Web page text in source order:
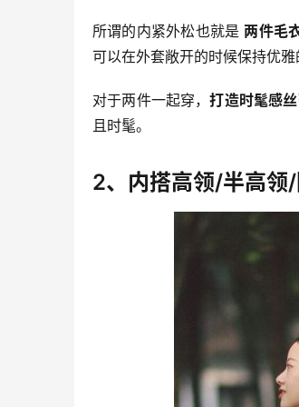
所谓的内紧外松也就是 两件毛
可以在外套敞开的时候保持优雅
对于两件一起穿，打造时髦感
且时髦。
2、内搭高领/半高领